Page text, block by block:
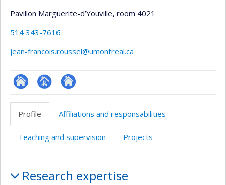
Pavillon Marguerite-d’Youville, room 4021
514 343-7616
jean-francois.roussel@umontreal.ca
ResearchGate
Page
professionnelle
(faculté,département,école)
Autre
site
Profile Affiliations and responsabilities
Teaching and supervision Projects
Research expertise